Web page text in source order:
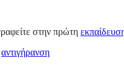
στην πρώτη
αντιγήρανση